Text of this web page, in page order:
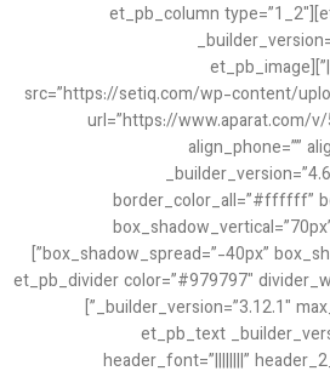
[/et_pb_text][/et_pb_column][et_pb_column type=”1_2″
custom_padding__hover=”|||”][et_pb_image
src=”https://setiq.com/wp-content/
url=”https://www.aparat.com/v/
align_phone=””
border_color_all=”#ffffff”
box_shadow_spread=”-40px” box_shadow_color=”rgba(0,0,0,0.4)”]
[/et_pb_image][et_pb_divider color=”#979797″
_builder_version=”3.12.1″ max_width=”100px” locked=”off”]
[/et_pb_divider][et_pb_text
header_font=”||||||||”